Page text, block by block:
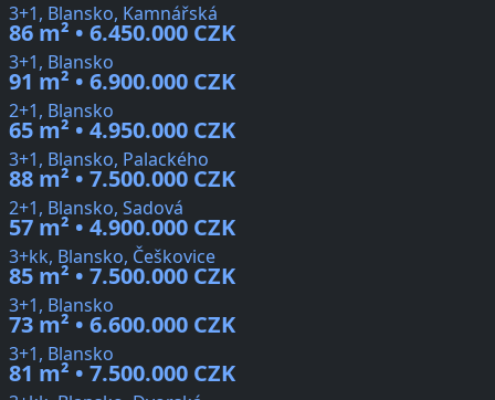
3+1, Blansko, Kamnářská
86 m² • 6.450.000 CZK
3+1, Blansko
91 m² • 6.900.000 CZK
2+1, Blansko
65 m² • 4.950.000 CZK
3+1, Blansko, Palackého
88 m² • 7.500.000 CZK
2+1, Blansko, Sadová
57 m² • 4.900.000 CZK
3+kk, Blansko, Češkovice
85 m² • 7.500.000 CZK
3+1, Blansko
73 m² • 6.600.000 CZK
3+1, Blansko
81 m² • 7.500.000 CZK